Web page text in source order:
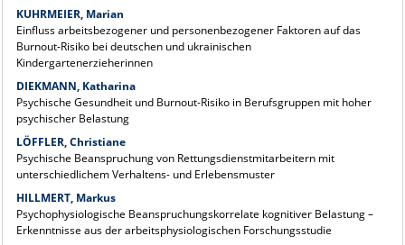
KUHRMEIER, Marian
Einfluss arbeitsbezogener und personenbezogener Faktoren auf das
Burnout-Risiko bei deutschen und ukrainischen
Kindergartenerzieherinnen
DIEKMANN, Katharina
Psychische Gesundheit und Burnout-Risiko in Berufsgruppen mit hoher
psychischer Belastung
LÖFFLER, Christiane
Psychische Beanspruchung von Rettungsdienstmitarbeitern mit
unterschiedlichem Verhaltens- und Erlebensmuster
HILLMERT, Markus
Psychophysiologische Beanspruchungskorrelate kognitiver Belastung –
Erkenntnisse aus der arbeitsphysiologischen Forschungsstudie